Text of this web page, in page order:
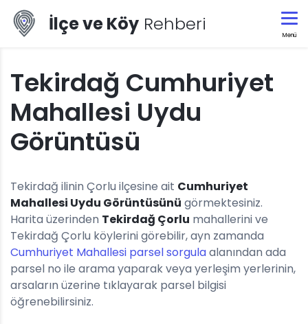
İlçe ve Köy Rehberi
Menü
Tekirdağ Cumhuriyet
Mahallesi Uydu
Görüntüsü
Tekirdağ ilinin Çorlu ilçesine ait Cumhuriyet
Mahallesi Uydu Görüntüsünü görmektesiniz.
Harita üzerinden Tekirdağ Çorlu mahallerini ve
Tekirdağ Çorlu köylerini görebilir, ayn zamanda
Cumhuriyet Mahallesi parsel sorgulaalanından ada
parsel no ile arama yaparak veya yerleşim yerlerinin,
arsaların üzerine tıklayarak parsel bilgisi
öğrenebilirsiniz.